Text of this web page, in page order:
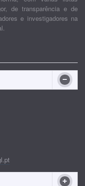
de transparência e de
e investigadores na